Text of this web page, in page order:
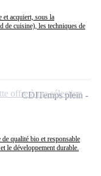
acquiert, sous la
de cuisine), les techniques de
qualité bio et responsable
le développement durable.
CDITemps plein
offre à ma sélection